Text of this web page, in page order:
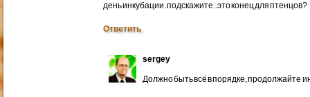
день инкубации .подскажите..это конец для птенцов?
Ответить
sergey
Должно быть всё в порядке, продолжайте